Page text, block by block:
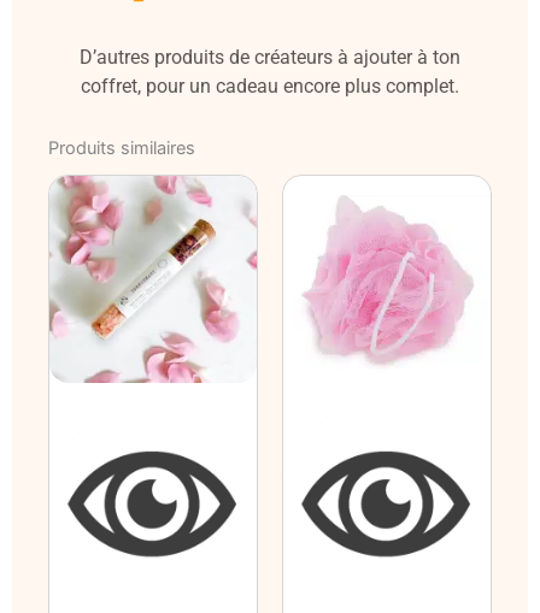
D’autres produits de créateurs à ajouter à ton
coffret, pour un cadeau encore plus complet.
Produits similaires